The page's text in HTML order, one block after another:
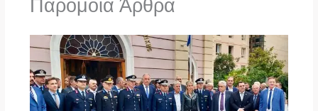
Παρόμοια Άρθρα